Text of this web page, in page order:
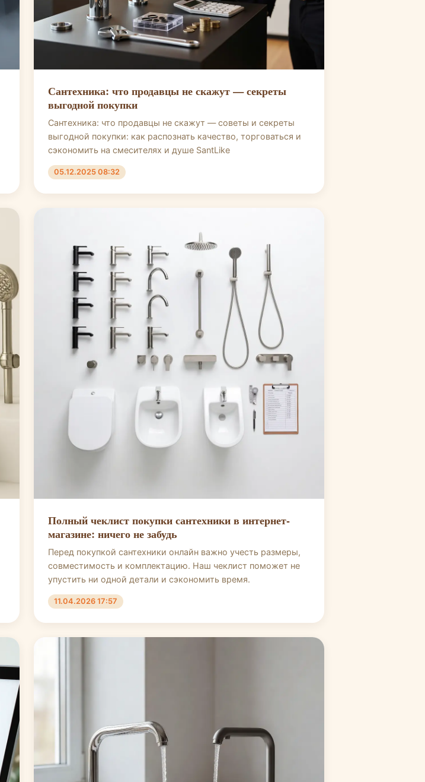
Сантехника: что продавцы не скажут — секреты
выгодной покупки
Сантехника: что продавцы не скажут — советы и секреты
выгодной покупки: как распознать качество, торговаться и
сэкономить на смесителях и душе SantLike
05.12.2025 08:32
Полный чеклист покупки сантехники в интернет-
магазине: ничего не забудь
Перед покупкой сантехники онлайн важно учесть размеры,
совместимость и комплектацию. Наш чеклист поможет не
упустить ни одной детали и сэкономить время.
11.04.2026 17:57